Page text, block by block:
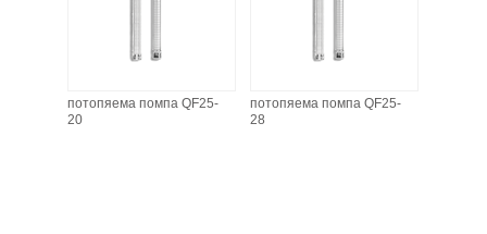
потопяема помпа QF25-
20
потопяема помпа QF25-
28